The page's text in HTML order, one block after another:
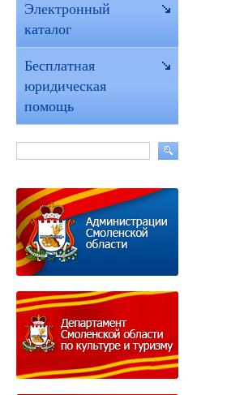
Электронный
каталог
Бесплатная
юридическая
помощь